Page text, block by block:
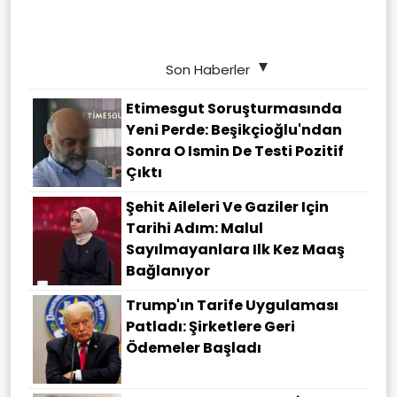
Son Haberler
Etimesgut Soruşturmasında
Yeni Perde: Beşikçioğlu'ndan
Sonra O Ismin De Testi Pozitif
Çıktı
Şehit Aileleri Ve Gaziler Için
Tarihi Adım: Malul
Sayılmayanlara Ilk Kez Maaş
Bağlanıyor
Trump'ın Tarife Uygulaması
Patladı: Şirketlere Geri
Ödemeler Başladı